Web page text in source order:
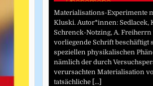
Materialisations-Experimente
Kluski. Autor*innen: Sedlacek,
Schrenck-Notzing, A. Freiherrn
vorliegende Schrift beschäftigt
speziellen physikalischen
nämlich der durch
verursachten Materialisation
tatsächliche [...]